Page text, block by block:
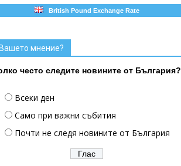
British Pound Exchange Rate
мнение?
често следите новините от България?
Всеки ден
Само при важни събития
Почти не следя новините от България